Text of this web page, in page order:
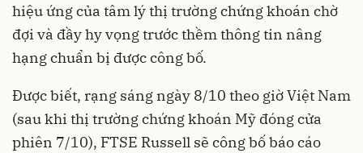
hiệu ứng của tâm lý thị trường chứng khoán chờ
đợi và đầy hy vọng trước thềm thông tin nâng
hạng chuẩn bị được công bố.
Được biết, rạng sáng ngày 8/10 theo giờ Việt Nam
(sau khi thị trường chứng khoán Mỹ đóng cửa
phiên 7/10), FTSE Russell sẽ công bố báo cáo